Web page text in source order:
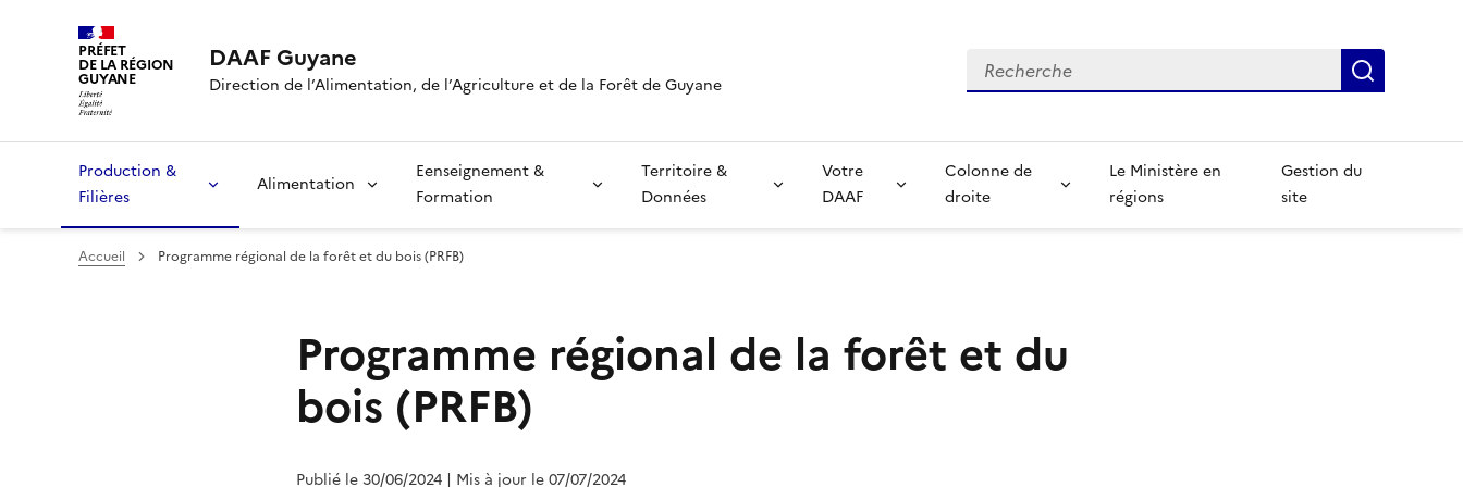
PRÉFET
DE LA RÉGION
GUYANE
DAAF Guyane
Direction de l’Alimentation, de l’Agriculture et de la Forêt de Guyane
Recherche
Production &
Filières
Alimentation
Eenseignement &
Formation
Territoire &
Données
Votre
DAAF
Colonne de
droite
Le Ministère en
régions
Gestion du
site
Accueil Programme régional de la forêt et du bois (PRFB)
Programme régional de la forêt et du
bois (PRFB)
Publié le 30/06/2024 | Mis à jour le 07/07/2024